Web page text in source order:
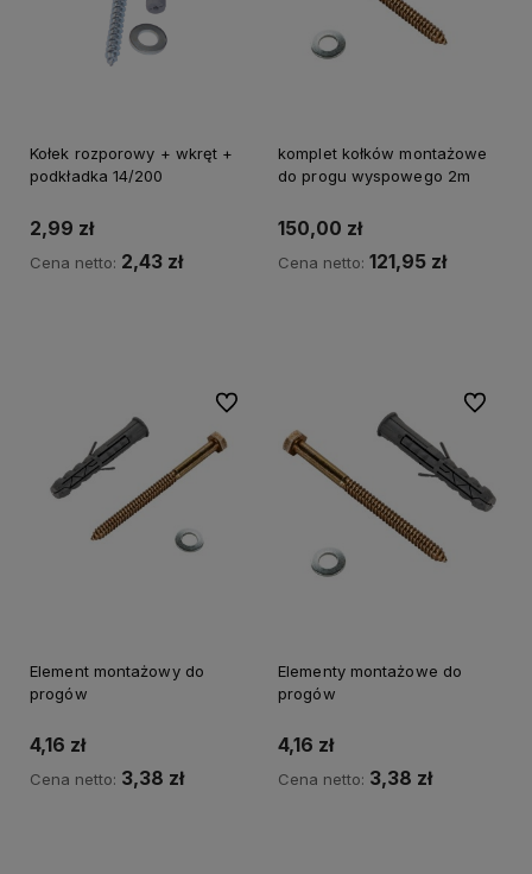
Kołek rozporowy + wkręt +
podkładka 14/200
2,99 zł
Cena netto: 2,43 zł
komplet kołków montażowe
do progu wyspowego 2m
150,00 zł
Cena netto: 121,95 zł
Element montażowy do
progów
4,16 zł
Cena netto: 3,38 zł
Do ulubionych
Elementy montażowe do
progów
4,16 zł
Cena netto: 3,38 zł
Do